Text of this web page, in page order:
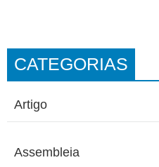
CATEGORIAS
Artigo
Assembleia